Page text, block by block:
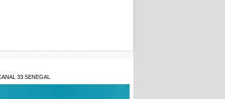
33 SENEGAL